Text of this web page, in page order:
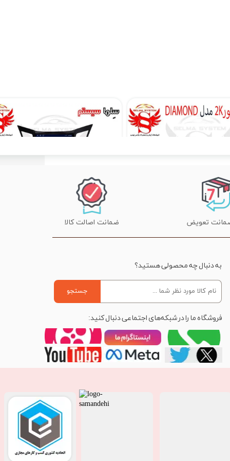
۱۲,۹۰۰,۰۰۰ تومان
مانیتور فابریک ساینا و کوییک 7 اینچ اندروید مدل W100
ضمانت اصالت کالا
به دنبال چه محصولی هستید؟
جستجو
فروشگاه ما را در شبکه‌های اجتماعی دنبال کنید: